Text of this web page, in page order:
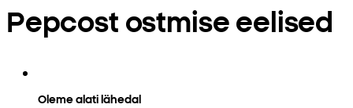
Pepcost ostmise eelised
Oleme alati lähedal